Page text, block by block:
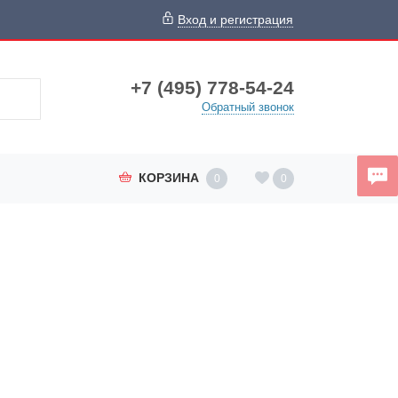
Вход и регистрация
+7 (495) 778-54-24
Обратный звонок
КОРЗИНА 0 0